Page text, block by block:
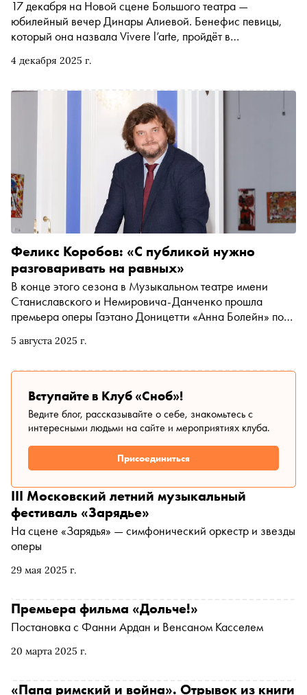
4 декабря 2025 г.
17 декабря на Новой сцене Большого театра —
юбилейный вечер Динары Алиевой. Бенефис певицы,
который она назвала Vivere l’arte, пройдёт в
Большого театра. В интервью «Снобу» Динара
Виллазоном, неожиданных режиссёрских решениях и
желании сняться в кино
5 августа 2025 г.
Феликс Коробов: «С публикой нужно
разговаривать на равных»
В конце этого сезона в Музыкальном театре имени
Станиславского и Немировича-Данченко прошла
премьера оперы Гаэтано Доницетти «Анна Болейн» под
Феликса Коробова. О том, почему эта опера стала
идти на компромиссы и о математически выверенной
формуле счастья маэстро рассказал в интервью
«Снобу»
Вступайте в Клуб «Сноб»!
Ведите блог, рассказывайте о себе, знакомьтесь с
интересными людьми на сайте и мероприятиях клуба.
Присоединиться
29 мая 2025 г.
III Московский летний музыкальный
фестиваль «Зарядье»
На сцене «Зарядья» — симфонический оркестр и звезды
оперы
20 марта 2025 г.
Премьера фильма «Дольче!»
Постановка с Фанни Ардан и Венсаном Касселем
«Папа римский и война». Отрывок из книги